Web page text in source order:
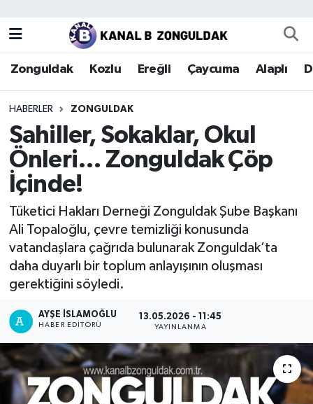
Zonguldak Kozlu Ereğli Çaycuma Alaplı
HABERLER ZONGULDAK
Sahiller, Sokaklar, Okul
Önleri… Zonguldak Çöp
İçinde!
Tüketici Hakları Derneği Zonguldak Şube Başkanı
Ali Topaloğlu, çevre temizliği konusunda
vatandaşlara çağrıda bulunarak Zonguldak’ta
daha duyarlı bir toplum anlayışının oluşması
gerektiğini söyledi.
AYŞE İSLAMOĞLU
HABER EDITÖRÜ
13.05.2026 - 11:45
YAYINLANMA
Zonguldak
Kozlu
Ereğli
Çaycuma
Alaplı
Devrek
Gökçebey
Spor
Zonguldak Nöbetçi Eczaneler
Zonguldak Hava Durumu
Zonguldak Trafik Yoğunluk Haritası
Puan Durumu ve Fikstür
Tüm Manşetler
Son Dakika Haberleri
Haber Arşivi